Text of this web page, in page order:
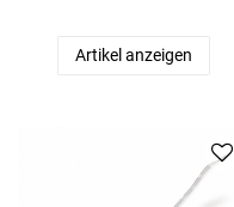
Artikel anzeigen